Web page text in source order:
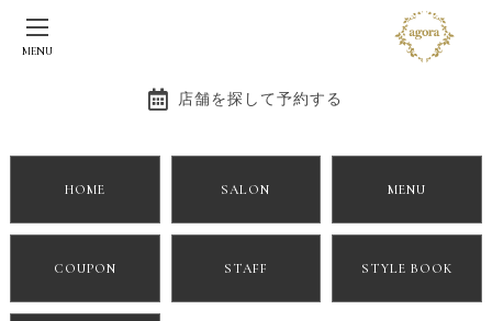
MENU
店舗を探して予約する
HOME SALON MENU
COUPON STAFF STYLE BOOK